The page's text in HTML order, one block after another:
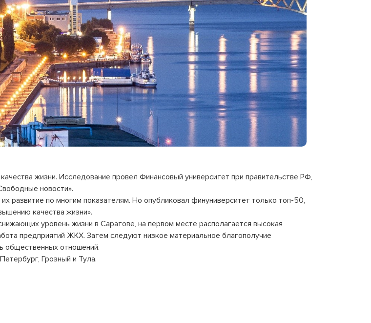
жизни. Исследование провел Финансовый университет при правительстве РФ,
новости».
развитие по многим показателям. Но опубликовал финуниверситет только топ-50,
качества жизни».
уровень жизни в Саратове, на первом месте располагается высокая
предприятий ЖКХ. Затем следуют низкое материальное благополучие
общественных отношений.
Грозный и Тула.